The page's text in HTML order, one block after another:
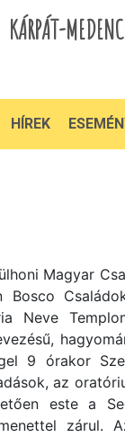
KÁRPÁT-
HÍREK
Magyar
Bosco
Neve
9 órakor
az
este a
zárul.